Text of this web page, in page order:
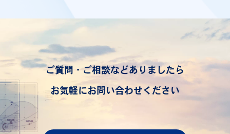
ご質問・ご相談などありましたら
お気軽にお問い合わせください